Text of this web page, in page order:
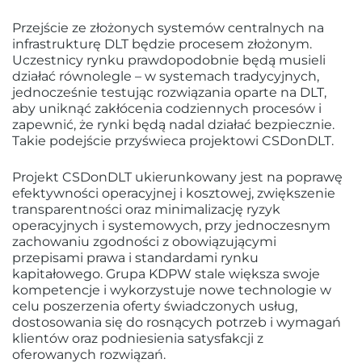
Przejście ze złożonych systemów centralnych na
infrastrukturę DLT będzie procesem złożonym.
Uczestnicy rynku prawdopodobnie będą musieli
działać równolegle – w systemach tradycyjnych,
jednocześnie testując rozwiązania oparte na DLT,
aby uniknąć zakłócenia codziennych procesów i
zapewnić, że rynki będą nadal działać bezpiecznie.
Takie podejście przyświeca projektowi CSDonDLT.
Projekt CSDonDLT ukierunkowany jest na poprawę
efektywności operacyjnej i kosztowej, zwiększenie
transparentności oraz minimalizację ryzyk
operacyjnych i systemowych, przy jednoczesnym
zachowaniu zgodności z obowiązującymi
przepisami prawa i standardami rynku
kapitałowego. Grupa KDPW stale większa swoje
kompetencje i wykorzystuje nowe technologie w
celu poszerzenia oferty świadczonych usług,
dostosowania się do rosnących potrzeb i wymagań
klientów oraz podniesienia satysfakcji z
oferowanych rozwiązań.